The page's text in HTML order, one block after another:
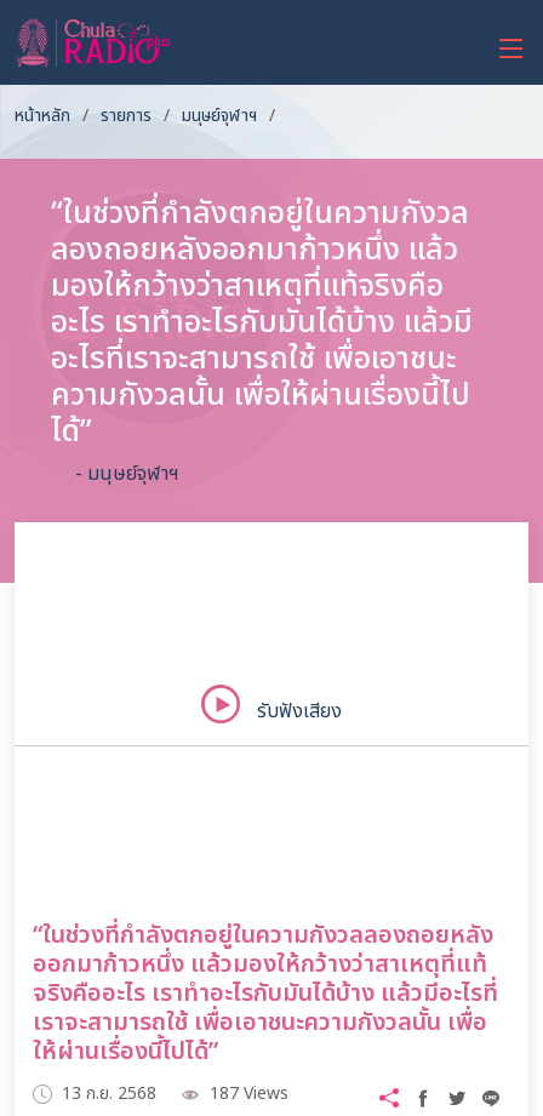
หน้าหลัก รายการ มนุษย์จุฬาฯ
“ในช่วงที่กำลังตกอยู่ในความกังวล
ลองถอยหลังออกมาก้าวหนึ่ง แล้ว
มองให้กว้างว่าสาเหตุที่แท้จริงคือ
อะไร เราทำอะไรกับมันได้บ้าง แล้วมี
อะไรที่เราจะสามารถใช้ เพื่อเอาชนะ
ความกังวลนั้น เพื่อให้ผ่านเรื่องนี้ไป
ได้”
- มนุษย์จุฬาฯ
รับฟังเสียง
“ในช่วงที่กำลังตกอยู่ในความกังวลลองถอยหลัง
ออกมาก้าวหนึ่ง แล้วมองให้กว้างว่าสาเหตุที่แท้
จริงคืออะไร เราทำอะไรกับมันได้บ้าง แล้วมีอะไรที่
เราจะสามารถใช้ เพื่อเอาชนะความกังวลนั้น เพื่อ
ให้ผ่านเรื่องนี้ไปได้”
13 ก.ย. 2568 187 Views